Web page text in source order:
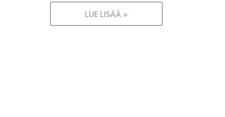
LUE LISÄÄ »